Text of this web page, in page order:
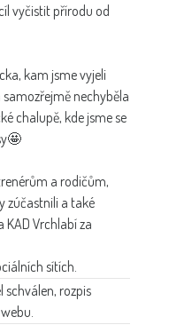
vyčistit přírodu od
kam jsme vyjeli
nechyběla
chalupě, kde jsme se
a rodičům,
zúčastnili a také
KAD Vrchlabí za
sítích.
schválen, rozpis